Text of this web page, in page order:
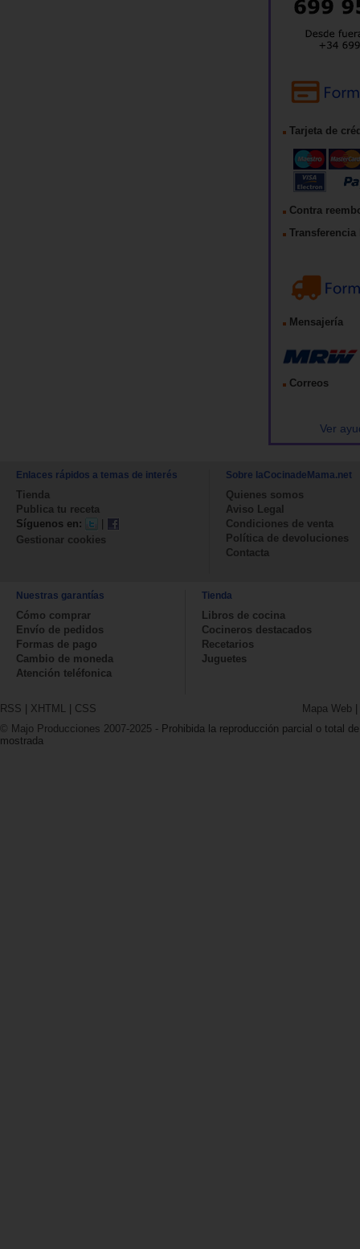
Tarjeta de
Contra
Transferencia
Mensajería
Correos
Ver
Enlaces rápidos a temas de interés
Tienda
Publica tu receta
Síguenos en:
|
Gestionar cookies
Sobre laCocinadeMama.net
Quienes somos
Aviso Legal
Condiciones de venta
Política de devoluciones
Contacta
Nuestras garantías
Cómo comprar
Envío de pedidos
Formas de pago
Cambio de moneda
Atención teléfonica
Tienda
Libros de cocina
Cocineros destacados
Recetarios
Juguetes
RSS | XHTML | CSS Mapa Web |
© Majo Producciones 2007-2025 - Prohibida la reproducción parcial o total
mostrada